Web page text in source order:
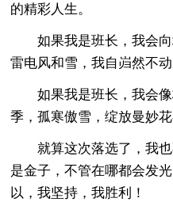
的精彩人生。
如果我是班长，我会
雷电风和雪，我自岿然不动
如果我是班长，我会
季，孤寒傲雪，绽放曼妙花
就算这次落选了，我
是金子，不管在哪都会发
以，我坚持，我胜利！